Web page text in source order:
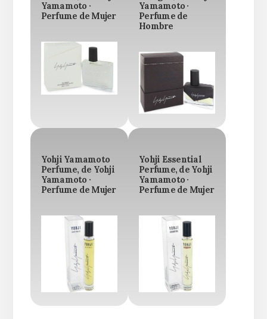
Yamamoto ·
Perfume de Mujer
Yamamoto ·
Perfume de
Hombre
Yohji Yamamoto
Perfume, de Yohji
Yamamoto ·
Perfume de Mujer
Yohji Essential
Perfume, de Yohji
Yamamoto ·
Perfume de Mujer